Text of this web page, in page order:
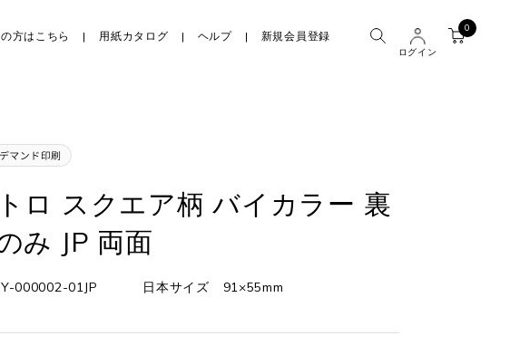
方はこちら 用紙カタログ ヘルプ 新規会員登録
ログイン
0
ロ スクエア柄 バイカラー 裏
み JP 両面
000002-01JP 日本サイズ 91×55mm